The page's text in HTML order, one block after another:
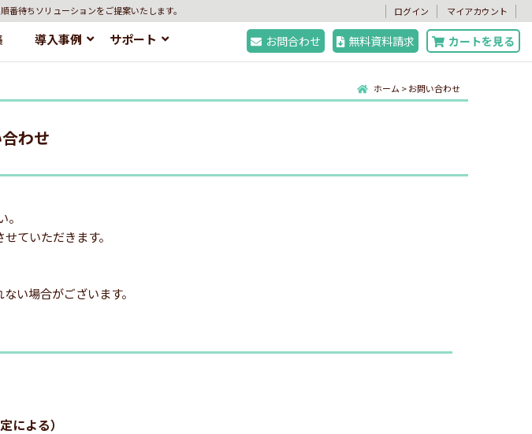
待ちソリューションをご提案いたします。 ログイン マイアカウント
導入事例 サポート お問合わせ 無料資料請求 カートを見る
ホーム >お問い合わせ
わせ
ていただきます。
い場合がございます。
による）